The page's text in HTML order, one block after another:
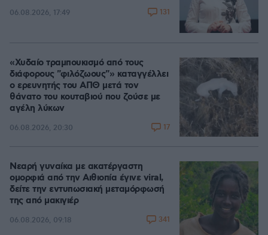
06.08.2026, 17:49 131
«Χυδαίο τραμπουκισμό από τους
διάφορους "φιλόζωους"» καταγγέλλει
ο ερευνητής του ΑΠΘ μετά τον
θάνατο του κουταβιού που ζούσε με
αγέλη λύκων
06.08.2026, 20:30 17
Νεαρή γυναίκα με ακατέργαστη
ομορφιά από την Αιθιοπία έγινε viral,
δείτε την εντυπωσιακή μεταμόρφωσή
της από μακιγιέρ
06.08.2026, 09:18 341